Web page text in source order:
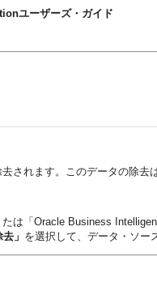
ユーザーズ・ガイド
されます。このデータの除去は
たは 「Oracle Business
」 を選択して、データ・ソー